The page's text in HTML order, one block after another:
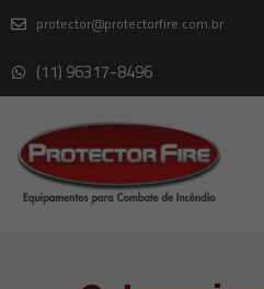
protector@protectorfire.com.br
(11) 96317-8496